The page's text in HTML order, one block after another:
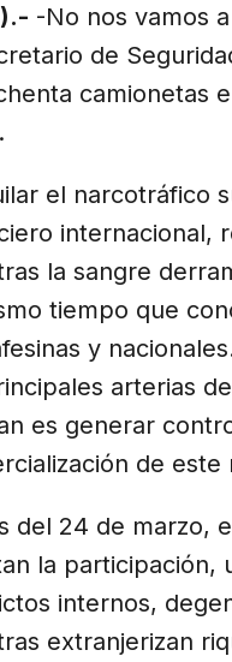
-No nos vamos
de
camionetas
el narcotráfico
internacional,
la sangre
tiempo que
y
arterias
es generar
de
del 24 de marzo,
la participación,
internos,
extranjerizan